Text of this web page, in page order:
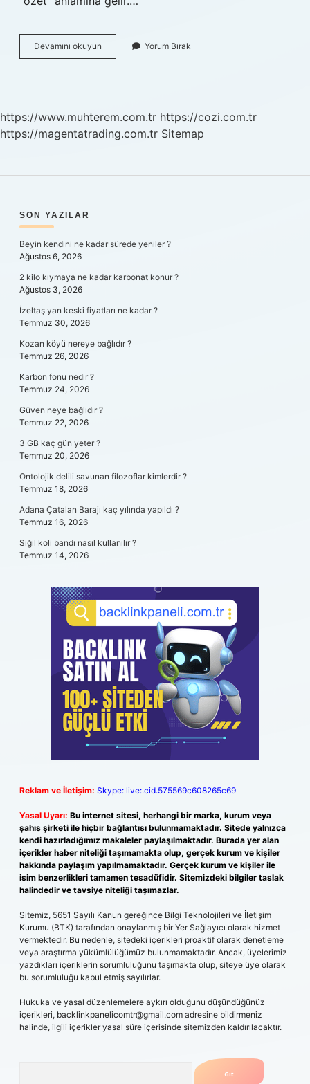
Devamını okuyun
Nasıl
Yorum Bırak
https://www.muhterem.com.tr https://cozi.com.tr
https://magentatrading.com.tr Sitemap
SIDEBAR
SON YAZILAR
Beyin kendini ne kadar sürede yeniler ?
Ağustos 6, 2026
2 kilo kıymaya ne kadar karbonat konur ?
Ağustos 3, 2026
İzeltaş yan keski fiyatları ne kadar ?
Temmuz 30, 2026
Kozan köyü nereye bağlıdır ?
Temmuz 26, 2026
Karbon fonu nedir ?
Temmuz 24, 2026
Güven neye bağlıdır ?
Temmuz 22, 2026
3 GB kaç gün yeter ?
Temmuz 20, 2026
Ontolojik delili savunan filozoflar kimlerdir ?
Temmuz 18, 2026
Adana Çatalan Barajı kaç yılında yapıldı ?
Temmuz 16, 2026
Siğil koli bandı nasıl kullanılır ?
Temmuz 14, 2026
Reklam ve İletişim: Skype: live:.cid.575569c608265c69
Yasal Uyarı: Bu internet sitesi, herhangi bir marka, kurum veya
şahıs şirketi ile hiçbir bağlantısı bulunmamaktadır. Sitede yalnızca
kendi hazırladığımız makaleler paylaşılmaktadır. Burada yer alan
içerikler haber niteliği taşımamakta olup, gerçek kurum ve kişiler
hakkında paylaşım yapılmamaktadır. Gerçek kurum ve kişiler ile
isim benzerlikleri tamamen tesadüfidir. Sitemizdeki bilgiler taslak
halindedir ve tavsiye niteliği taşımazlar.
Sitemiz, 5651 Sayılı Kanun gereğince Bilgi Teknolojileri ve İletişim
Kurumu (BTK) tarafından onaylanmış bir Yer Sağlayıcı olarak hizmet
vermektedir. Bu nedenle, sitedeki içerikleri proaktif olarak denetleme
veya araştırma yükümlülüğümüz bulunmamaktadır. Ancak, üyelerimiz
yazdıkları içeriklerin sorumluluğunu taşımakta olup, siteye üye olarak
bu sorumluluğu kabul etmiş sayılırlar.
Hukuka ve yasal düzenlemelere aykırı olduğunu düşündüğünüz
içerikleri, backlinkpanelicomtr@gmail.com adresine bildirmeniz
halinde, ilgili içerikler yasal süre içerisinde sitemizden kaldırılacaktır.